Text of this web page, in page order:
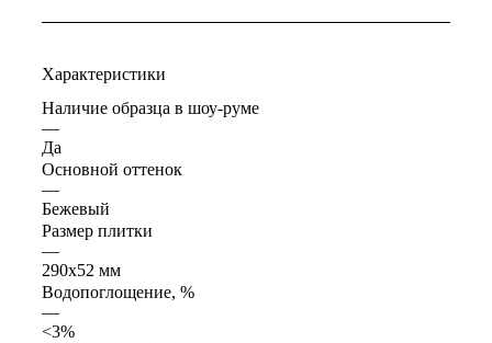
Характеристики
Наличие образца в шоу-руме
—
Да
Основной оттенок
—
Бежевый
Размер плитки
—
290x52 мм
Водопоглощение, %
—
<3%